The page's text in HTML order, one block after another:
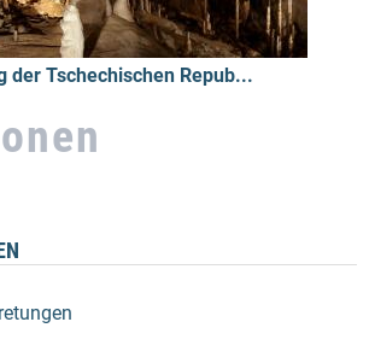
der Tschechischen Repub...